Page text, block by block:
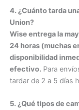
4. ¿Cuánto tarda
Union?
Wise entrega la
24 horas (muchas
disponibilidad
efectivo. Para
tardar de 2 a 5 días
5. ¿Qué tipos de